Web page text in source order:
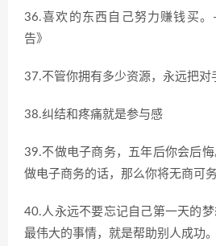
36.喜欢的东西自己努力赚钱买
告》
37.不管你拥有多少资源，永远把对
38.纠结和疼痛就是参与感
39.不做电子商务，五年后你会后
做电子商务的话，那么你将无商可
40.人永远不要忘记自己第一天的
最伟大的事情，就是帮助别人成功。